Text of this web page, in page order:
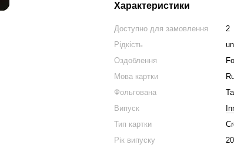
Характеристики
Доступно для замовлення
2
Рідкість
Оздоблення
Мова картки
Фольгована
Випуск
Тип картки
Рік випуску